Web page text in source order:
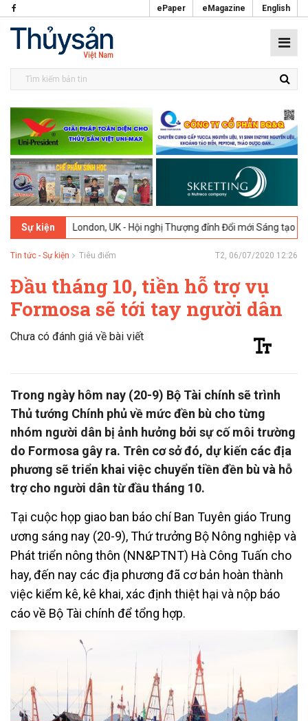
ePaper eMagazine English
Sự kiện
London, UK - Hội nghị Thượng đỉnh Đổi mới Sáng tạo trong
Tin tức - Sự kiện Tiêu điểm T2, 06/07/2020 12:26
Đầu tháng 10, tiền hỗ trợ vụ
Formosa sẽ tới tay người dân
Chưa có đánh giá về bài viết
Trong ngày hôm nay (20-9) Bộ Tài chính sẽ trình
Thủ tướng Chính phủ về mức đền bù cho từng
nhóm người dân bị ảnh hưởng bởi sự cố môi trường
do Formosa gây ra. Trên cơ sở đó, dự kiến các địa
phương sẽ triển khai việc chuyển tiền đền bù và hỗ
trợ cho người dân từ đầu tháng 10.
Tại cuộc họp giao ban báo chí Ban Tuyên giáo Trung
ương sáng nay (20-9), Thứ trưởng Bộ Nông nghiệp và
Phát triển nông thôn (NN&PTNT) Hà Công Tuấn cho
hay, đến nay các địa phương đã cơ bản hoàn thành
việc kiểm kê, kê khai, xác định thiệt hại và nộp báo
cáo về Bộ Tài chính để tổng hợp.